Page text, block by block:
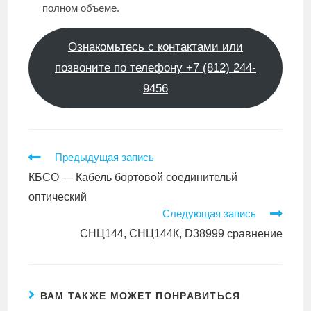
полном объеме.
Ознакомьтесь с контактами или
позвоните по телефону +7 (812) 244-
9456
Еще
Предыдущая запись
КБСО — Кабель бортовой соединительй
оптический
Следующая запись
СНЦ144, СНЦ144К, D38999 сравнение
ВАМ ТАКЖЕ МОЖЕТ ПОНРАВИТЬСЯ